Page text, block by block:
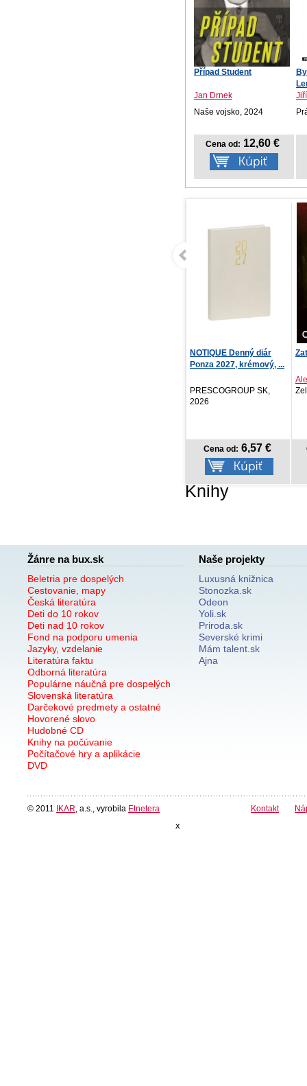
Případ Student
Jan Drnek
Naše vojsko, 2024
Cena od: 12,60 €
Zatvorím oči a modlím sa
Zelená knižnica, 2026
Cena od: 13,42 €
Knihy
Žánre na bux.sk
Beletria pre dospelých
Cestovanie, mapy
Česká literatúra
Deti do 10 rokov
Deti nad 10 rokov
Fond na podporu umenia
Jazyky, vzdelanie
Literatúra faktu
Odborná literatúra
Populárne náučná pre dospelých
Slovenská literatúra
Darčekové predmety a ostatné
Hovorené slovo
Hudobné CD
Knihy na počúvanie
Počítačové hry a aplikácie
DVD
Naše projekty
Luxusná knižnica
Stonozka.sk
Odeon
Yoli.sk
Priroda.sk
Severské krimi
Mám talent.sk
Ajna
© 2011 IKAR , a.s., vyrobila Etnetera Kontakt
x